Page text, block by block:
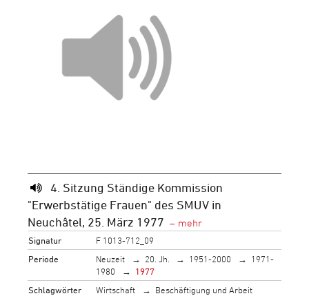
4. Sitzung Ständige Kommission
"Erwerbstätige Frauen" des SMUV in
Neuchâtel, 25. März 1977
Signatur
F 1013-712_09
Periode
Neuzeit 20. Jh. 1951-2000
1971-
1980
1977
Schlagwörter
Wirtschaft
Beschäftigung und Arbeit